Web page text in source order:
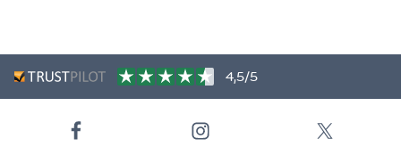
4,5/5